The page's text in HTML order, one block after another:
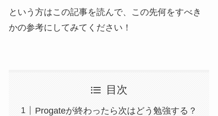
という方はこの記事を読んで、この先何をすべき
かの参考にしてみてください！
目次
Progateが終わったら次はどう勉強する？